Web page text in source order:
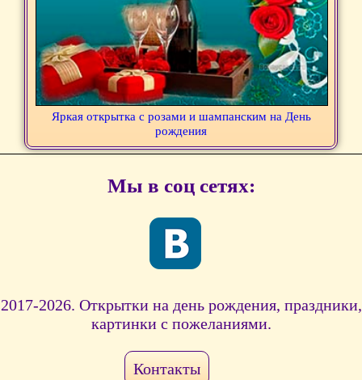
Яркая открытка с розами и шампанским на День
рождения
Мы в соц сетях:
2017-2026. Открытки на день рождения, праздники,
картинки с пожеланиями.
Контакты